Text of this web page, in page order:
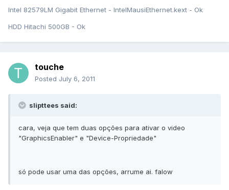
Intel 82579LM Gigabit Ethernet - IntelMausiEthernet.kext - Ok
HDD Hitachi 500GB - Ok
touche
Posted July 6, 2011
slipttees said:
cara, veja que tem duas opções para ativar o video
"GraphicsEnabler" e "Device-Propriedade"
só pode usar uma das opções, arrume ai. falow